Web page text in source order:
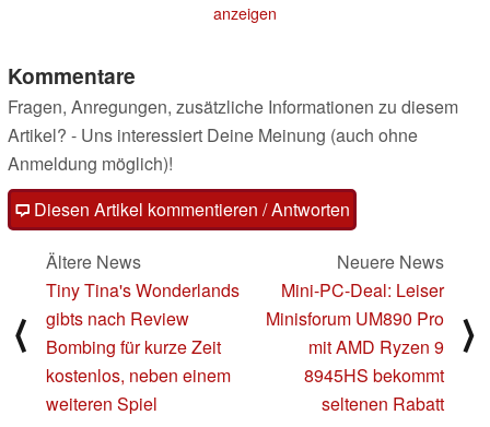
anzeigen
Kommentare
Fragen, Anregungen, zusätzliche Informationen zu diesem
Artikel? - Uns interessiert Deine Meinung (auch ohne
Anmeldung möglich)!
Diesen Artikel kommentieren / Antworten
⟨
Ältere News
Tiny Tina's Wonderlands
gibts nach Review
Bombing für kurze Zeit
kostenlos, neben einem
weiteren Spiel
Neuere News
Mini-PC-Deal: Leiser
Minisforum UM890 Pro
mit AMD Ryzen 9
8945HS bekommt
seltenen Rabatt
⟩